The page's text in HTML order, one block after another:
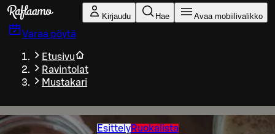
Siirry pääsisältöön
Kirjaudu Hae Avaa mobiilivalikko
Varaa pöytä
Etusivu
Ravintolat
Mustakari
EsittelyRuokalista